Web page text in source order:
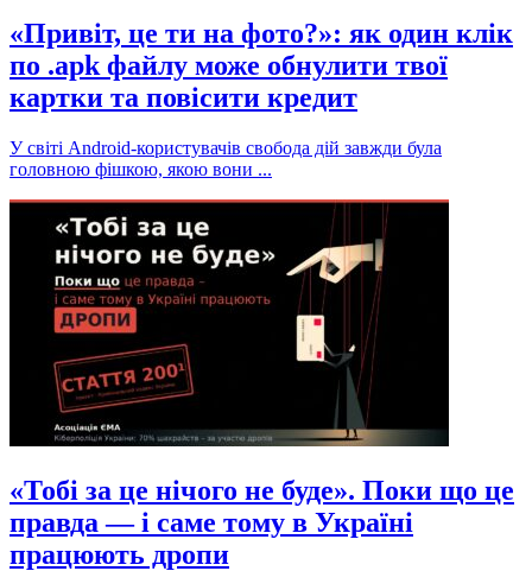
«Привіт, це ти на фото?»: як один клік
по .apk файлу може обнулити твої
картки та повісити кредит
У світі Android-користувачів свобода дій завжди була
головною фішкою, якою вони ...
«Тобі за це нічого не буде». Поки що це
правда — і саме тому в Україні
працюють дропи